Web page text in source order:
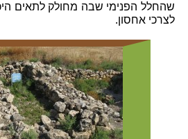
שהחלל הפנימי שבה מחולק לתאים
לצרכי אחסון.